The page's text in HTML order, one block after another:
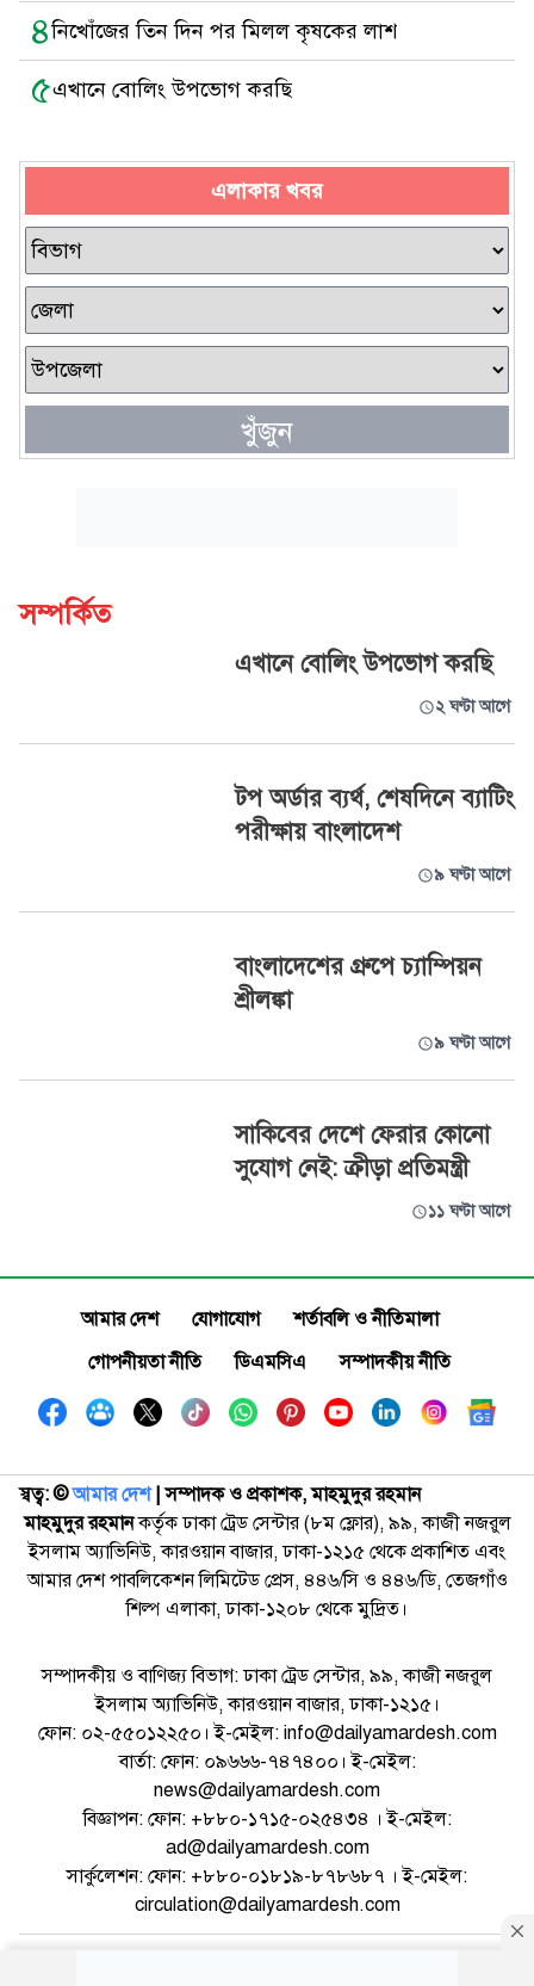
৪নিখোঁজের তিন দিন পর মিলল কৃষকের লাশ
৫এখানে বোলিং উপভোগ করছি
এলাকার খবর
খুঁজুন
সম্পর্কিত
এখানে বোলিং উপভোগ করছি
২ ঘণ্টা আগে
টপ অর্ডার ব্যর্থ, শেষদিনে ব্যাটিং
পরীক্ষায় বাংলাদেশ
৯ ঘণ্টা আগে
বাংলাদেশের গ্রুপে চ্যাম্পিয়ন
শ্রীলঙ্কা
৯ ঘণ্টা আগে
সাকিবের দেশে ফেরার কোনো
সুযোগ নেই: ক্রীড়া প্রতিমন্ত্রী
১১ ঘণ্টা আগে
আমার দেশ যোগাযোগ
শর্তাবলি ও নীতিমালা
গোপনীয়তা নীতি
ডিএমসিএ সম্পাদকীয় নীতি
স্বত্ব: ©️আমার দেশ| সম্পাদক ও প্রকাশক, মাহমুদুর রহমান
মাহমুদুর রহমানকর্তৃক ঢাকা ট্রেড সেন্টার (৮ম ফ্লোর), ৯৯, কাজী নজরুল
ইসলাম অ্যাভিনিউ, কারওয়ান বাজার, ঢাকা-১২১৫ থেকে প্রকাশিত এবং
আমার দেশ পাবলিকেশন লিমিটেড প্রেস, ৪৪৬/সি ও ৪৪৬/ডি, তেজগাঁও
শিল্প এলাকা, ঢাকা-১২০৮ থেকে মুদ্রিত।
সম্পাদকীয় ও বাণিজ্য বিভাগ: ঢাকা ট্রেড সেন্টার, ৯৯, কাজী নজরুল
ইসলাম অ্যাভিনিউ, কারওয়ান বাজার, ঢাকা-১২১৫।
ফোন: ০২-৫৫০১২২৫০। ই-মেইল: info@dailyamardesh.com
বার্তা: ফোন: ০৯৬৬৬-৭৪৭৪০০। ই-মেইল:
news@dailyamardesh.com
বিজ্ঞাপন: ফোন: +৮৮০-১৭১৫-০২৫৪৩৪ । ই-মেইল:
ad@dailyamardesh.com
সার্কুলেশন: ফোন: +৮৮০-০১৮১৯-৮৭৮৬৮৭ । ই-মেইল:
circulation@dailyamardesh.com